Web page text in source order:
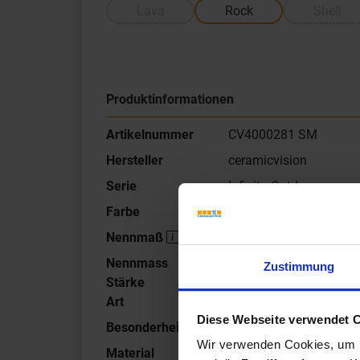
Zustimmung
Diese Webseite verwendet
Wir verwenden Cookies,
Rock
Produktinformationen
Artikelnummer
CV4000281 SM
Hersteller
ceramicvision
Serie
Infinito Outdoor
Farbe
Nennmaß
Nennmass
Stärke
Art
Besonderheit
Schnittmuster
Material
Feinsteinzeug